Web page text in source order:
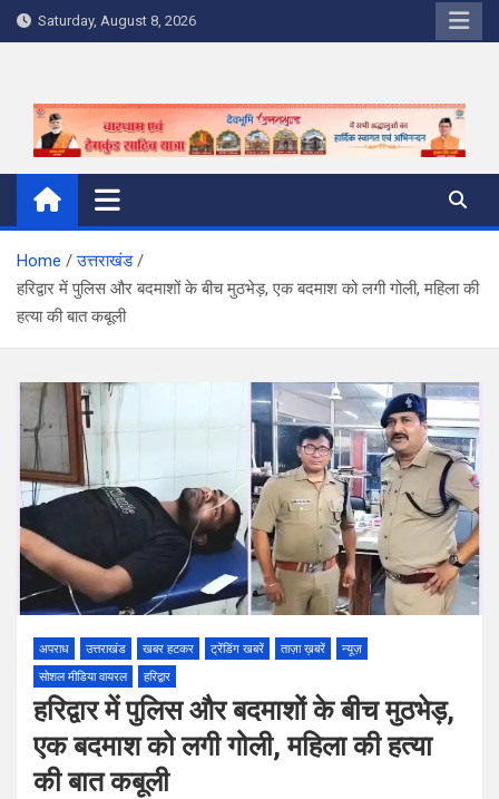
Skip
to
Saturday, August 8, 2026
Home
उत्तराखंड
हरिद्वार में पुलिस और बदमाशों के बीच मुठभेड़, एक बदमाश को लगी गोली, महिला की
हत्या की बात कबूली
अपराध उत्तराखंड खबर हटकर ट्रेंडिंग खबरें ताज़ा ख़बरें
न्यूज़
सोशल मीडिया वायरल
हरिद्वार
हरिद्वार में पुलिस और बदमाशों के बीच मुठभेड़,
एक बदमाश को लगी गोली, महिला की हत्या
की बात कबूली